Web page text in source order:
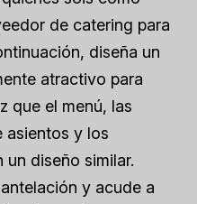
de catering para
diseña un
atractivo para
que el menú, las
asientos y los
un diseño similar.
y acude a